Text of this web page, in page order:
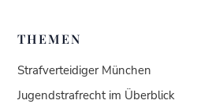
THEMEN
Strafverteidiger München
Jugendstrafrecht im Überblick